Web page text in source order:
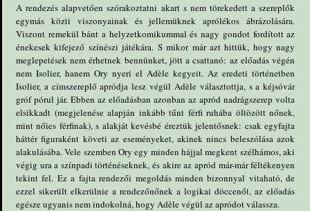
A rendezés alapvetően szórakoztatni akart s nem törekedett a szereplők
egymás közti viszonyainak és jellemüknek aprólékos ábrázolására.
Viszont remekül bánt a helyzetkomikummal és nagy gondot fordított az
énekesek kifejező színészi játékára. S mikor már azt hittük, hogy nagy
meglepetések nem érhetnek bennünket, jött a csattanó: az előadás végén
nem Isolier, hanem Ory nyeri el Adèle kegyeit. Az eredeti történetben
Isolier, a címszereplő apródja lesz végül Adèle választottja, s a kéjsóvár
gróf pórul jár. Ebben az előadásban azonban az apród nadrágszerep volta
elsikkadt (megjelenése alapján inkább tűnt férfi ruhába öltözött nőnek,
mint nőies férfinak), s alakját kevésbé éreztük jelentősnek: csak egyfajta
háttér figuraként követi az eseményeket, akinek nincs beleszólása azok
alakulásába. Vele szemben Ory egy minden hájjal megkent szélhámos, aki
végig ura a színpadi történéseknek, és akire az apród már-már féltékenyen
tekint fel. Ez a fajta rendezői megoldás minden bizonnyal vitaható, de
ezzel sikerült elkerülnie a rendezőnőnek a logikai döccenőt, az előadás
egésze ugyanis nem indokolná, hogy Adèle végül az apródot válassza.